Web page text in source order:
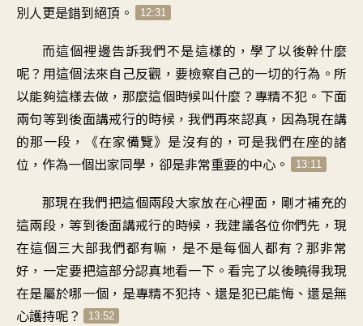
別人更是錯到絕頂。
12:31
而這個裡邊告訴我們不是這樣的，學了以後幹什麼
呢？用這個法來自己反觀，要檢察自己的一切的行為。所
以能夠這樣去做，那麼這個時候叫什麼？專精不犯。下面
兩句等到後面講戒行的時候，我們再來認真，因為現在講
的那一段，《在家備覽》是沒有的，可是我們在座的諸
位，作為一個出家同學，卻是非常重要的中心。
13:11
那現在我們把這個兩段大家放在心裡面，剛才補充的
這兩段，等到後面講戒行的時候，我建議各位你們先，現
在這個三大部我們都有嘛，是不是每個人都有？那非常
好，一定要把這部分認真地看一下。看完了以後曉得我現
在是屬於哪一個，是專精不犯持、還是犯已能悔、還是無
心護持呢？
13:52